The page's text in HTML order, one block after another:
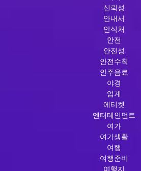
신뢰성
안내서
안식처
안전
안전성
안전수칙
안주음료
야경
업계
에티켓
엔터테인먼트
여가
여가생활
여행
여행준비
여행지